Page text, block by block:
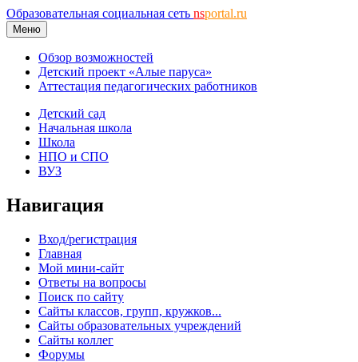
Образовательная социальная сеть nsportal.ru
Меню
Обзор возможностей
Детский проект «Алые паруса»
Аттестация педагогических работников
Детский сад
Начальная школа
Школа
НПО и СПО
ВУЗ
Навигация
Вход/регистрация
Главная
Мой мини-сайт
Ответы на вопросы
Поиск по сайту
Сайты классов, групп, кружков...
Сайты образовательных учреждений
Сайты коллег
Форумы